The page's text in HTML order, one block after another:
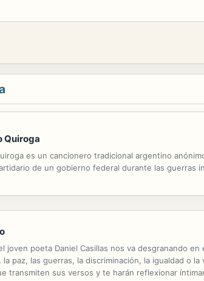
Quiroga
es un cancionero tradicional argentino
de un gobierno federal durante las
joven poeta Daniel Casillas nos va desgranando
la paz, las guerras, la discriminación, la igualdad o
transmiten sus versos y te harán reflexionar